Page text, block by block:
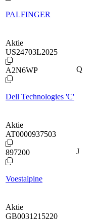
PALFINGER
Aktie
US24703L2025
A2N6WP
Dell Technologies 'C'
Q
Aktie
AT0000937503
897200
Voestalpine
J
Aktie
GB0031215220